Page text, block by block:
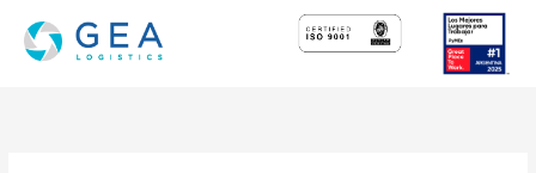
contenido